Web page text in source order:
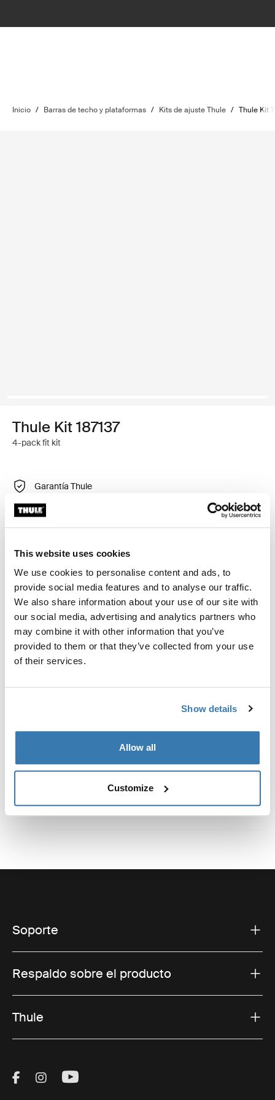
This website uses cookies
We use cookies to personalise content and ads, to
provide social media features and to analyse our traffic.
We also share information about your use of our site with
our social media, advertising and analytics partners who
may combine it with other information that you’ve
provided to them or that they’ve collected from your use
of their services.
Show details
Allow all
Customize
Inicio / Barras de techo y plataformas / Kits de ajuste Thule / Thule Kit
Thule Kit 187137
4-pack fit kit
Garantía Thule
Buscar un distribuidor
Kit de ajuste a la medida para montar un sistema de
portaequipajes de techo Thule en vehículos con puntos
de fijación integrados, perfil en T o puntos de fijación
de portaequipajes de instalación personalizada.
Toggle guides and instructions
Soporte
Respaldo sobre el producto
Thule
Visit Thule on Facebook (external link)
Visit Thule on Instagram (external link)
Visit Thule on Youtube (external